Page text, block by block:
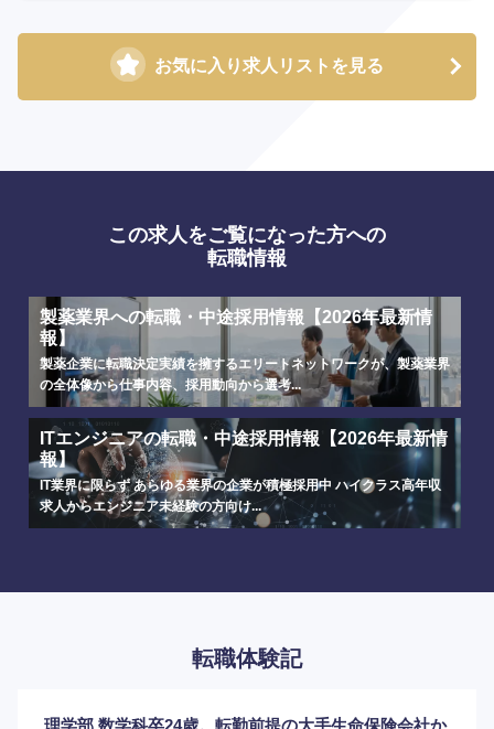
お気に入り求人リストを見る
この求人をご覧になった方への
転職情報
製薬業界への転職・中途採用情報【2026年最新情
報】
製薬企業に転職決定実績を擁するエリートネットワークが、製薬業界
の全体像から仕事内容、採用動向から選考...
ITエンジニアの転職・中途採用情報【2026年最新情
報】
IT業界に限らず あらゆる業界の企業が積極採用中 ハイクラス高年収
求人からエンジニア未経験の方向け...
転職体験記
理学部 数学科卒24歳。転勤前提の大手生命保険会社か